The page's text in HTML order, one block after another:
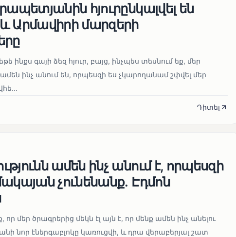
հյուրընկալվել են
Արմավիրի մարզերի
ինքս գայի ձեզ հյուր, բայց, ինչպես տեսնում եք, մեր
ինչ անում են, որպեսզի ես չկարողանամ շփվել մեր
Դիտել
ամեն ինչ անում է, որպեսզի
չունենանք․ Էդմոն
որ մեր ծրագրերից մեկն էլ այն է, որ մենք ամեն ինչ անելու
նոր էներգաբլոկը կառուցվի, և դրա վերաբերյալ շատ